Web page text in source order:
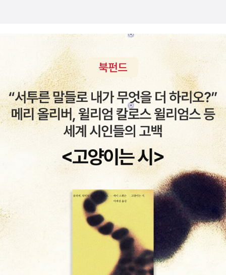
선입견을 갖고 있으니까, 네가 아무것도 하지 않아도 멋대로 사식을
곡해할 거야. 아니 땐 굴뚝에 연기 날 리 없다고 생각하고는 새 불씨를
찾아 나서겠지. 그러는 사이 누군가 ‘익명의 관계자’라고 자칭하며 시
답잖은 소문을 흘릴 테고. 사이메이 여학원을 망가뜨리려는 음모가
있다느니 뭐니 하는, 멍청한 놈들이 환호할 유언비어를 말이야. 네 이
름이 등장하면 모두가 고개를 끄덕이겠지. 진짜 불씨는 따로 있구나,
사이메이 여학원은 함정에 빠졌구나, 하면서. 스캔들이 무마되면서
학교 이미지도 지켜지는 거지. 그리고 네 사건 파일에는 미해결이라
는 세 글자가 찍힐 테고. 이게 실제 시나리오야, 알겠어?” “한심하군
요.” “그래, 한심하기 짝이 없는 시나리오야. 하지만 두고 봐, 분명 내
말대로 될 테니까.” “그럼 제 입장은 뭐가 되죠?” “그렇긴 하지.” 진
절머리 난다는 목소리로 경시가 말했다. “아무리 그럴싸하게 꾸며도,
너 같은 건 높으신 분들의 편리한 선전도구에 불과해.”_ 노리즈키 린
타로, 『요리코를 위해』 331. 천국보다 성스러운 김보영 지음 / 변
다. 그는 오십 세에 은퇴했고 일을 하지 않은 지 올해로 십 년이 되었
다. 그는 소박한 사람이라 삶에 그다지 바라는 것이 없다. 부귀영화도
모태인 유대교가 전한 이야기의 모태가 되기도 하고, 같은 시대의 종
교로서 지역의 헤게모니를 놓고 싸움을 벌인 이 이야기들은 너무 오
랜 세월이 흐른 탓도 있고, 성서에서는 무조건적으로 야만화되어 묘
사되는 탓도 있고, 그 이상 중근동이 이슬람문명권으로 개조되고도
무척 오랜 시간이 흐른 탓인 듯, 잘 전승이 되고 있지 않은 것 같다.
좀더 깊이 들어가고 싶은데 이에 관련된 번역서가 별로 없는 것 같고,
이 책도 기본적인 소개서 정도에서 멈춘다. 실패한 혁명이라고 부르
기엔 맘 아픈 살바도르 아옌데의 민주혁명을 그렸다. 읽고나면 냉전
시대에 미국에 중남미에서 벌인 수많은 정치테러에 분노를 금할 수
없다. 대충은 알고 있지만, 미국이 민주주의의 이름으로 20세기에
벌인 끔찍한 범죄는 한 두가지가 아니다. 베트남전이 그랬고, 여러 국
가의 쿠데타와 친미독재세력의 대두에 흑막으로 작용하여 엄청난 희
생자를 낳았고, 중남미의 현 상태에 가장 큰 책임을 면할 수 없는, 그
래서 현재 미국이 겪고 있는 중남미의 카르텔을 통해 유통되는 마약
문제는 어쩌면 미국 스스로가 벌인 일에 대한 업보가 아닐까 싶다. 대
다수의 중남미국가들이 자원침탈을 위해 다국적기업에 친한 성향의
정부로 구성되었고, 이를 위협할 경우 그 정권이나 혁명세력은 자국
이 회사 오너라면 그렇게 살아도 된다. 회사가 곧 자신의 꿈이니까. 회
사의 부품으로 살지 말자. 반드시 하루에 조금의 시간이라도 챙겨서
생각하고 느끼는 인간으로 살자. 그러기 위해서 책을 읽어야 한다. 2
69페이지 : <꿀벌과 게릴라> ˝책 읽지 않는 사람은 평생을 똑같은 수
준으로 부지런히 꿀벌처럼 일할수 있지만, 게릴라처럼 갑자기 출세하
거나 서업에 성공하지는 못한다.˝ 276페이지 : <1100만명을 어떻게
죽일까?> ˝우리 리더들에겐 얼마나 좋은 일인지 몰라. ˝히틀러는 자
기 측근들만 모인 자리에서 이렇게 말하곤 했다. ˝사람들은 생각이란
는 거야, 그러다보면 어느 순간 사람들은 그걸 믿는단 말이지˝
책을 한다. 분위기를 바꾸기 위해 수시로 차를 마신다. 보이차, 우롱
차, 녹차, 연잎차, 메밀차, 커피 등등. 차를 마시며 음악을 듣는다. 낮
잠도 즐긴다. 저녁을 먹고는 가족들과 논다. 9시쯤 잠자리에 든다. 완
전 새나라의 어린이다. 따분해 보이지만 즐겁다. 성과도 제법 난다. -
《일생에 한번은 고수를 만나라》중에서 (37쪽)를 인용하며, 100퍼센
트 정확하게 자신의 꿈과 일치한다고 하는데~(,.) 물론 이 책이 완전
이상하다는 건 아니다. 지극히 개인적인 양계장 김씨의 독서활동, 독
서방법,독서에 대한 잡생각에 관한 글이라고 하니,가볍게 가볍게 읽
어볼만 하긴 하다. 그런데, 본인도 책을 사읽지 않고,도서관에서 빌려
읽는 다고 강조하면서,그럼 도서관에서 빌려 읽는 책들에 낙서를 하
고 접고 흔적을 남긴다는 것인가?무슨 말인지 모르겠다. 책 전반에
걸쳐 내용이 합치되지 않으니 신빙성이 없는데,그 마저도 자신 좌우
명에 위배되는데,글을 재밌게 쓰기 위한 과장이나 반어법이라고 하면
굳이 할말은 없다. 이 책을 클릭하여 장바구니에 집어넣고 구매한 내
손가락을 때려주고 싶다.아니면, 독서중독인 날 때려줘야 하나~(,.)
오늘 1일1그림의 제목은 'my sun, my son'이다.한동안 누가 아들이
누굴 닮았냐고 하면 반반닮았다고 했었는데,오늘 그림을 그리면서 깨